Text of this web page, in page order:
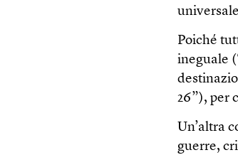
Poiché
ineguale
26”), per
Un’altra
guerre,